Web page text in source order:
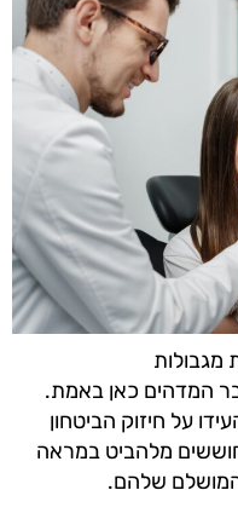
מגבולות
המדהים כאן באמת.
על חיזוק הביטחון
מלהביט במראה
שלהם.